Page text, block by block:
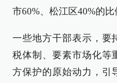
市60%、松江区40%的比
一些地方干部表示，要
税体制、要素市场化等
方保护的原始动力，引